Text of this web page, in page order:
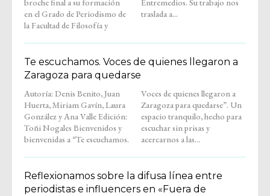
broche final a su formación
en el Grado de Periodismo de
la Facultad de Filosofía y
Entremedios. Su trabajo nos
traslada a...
Te escuchamos. Voces de quienes llegaron a
Zaragoza para quedarse
Autoría: Denis Benito, Juan
Huerta, Miriam Gavín, Laura
González y Ana Valle Edición:
Toñi Nogales Bienvenidos y
bienvenidas a “Te escuchamos.
Voces de quienes llegaron a
Zaragoza para quedarse”. Un
espacio tranquilo, hecho para
escuchar sin prisas y
acercarnos a las...
Reflexionamos sobre la difusa línea entre
periodistas e influencers en «Fuera de